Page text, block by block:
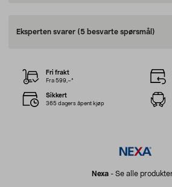
Eksperten svarer (5 besvarte spørsmål)
Nexa - Se alle
Fri frakt
Fra 599,–*
Sikkert
365 dagers åpent kjøp